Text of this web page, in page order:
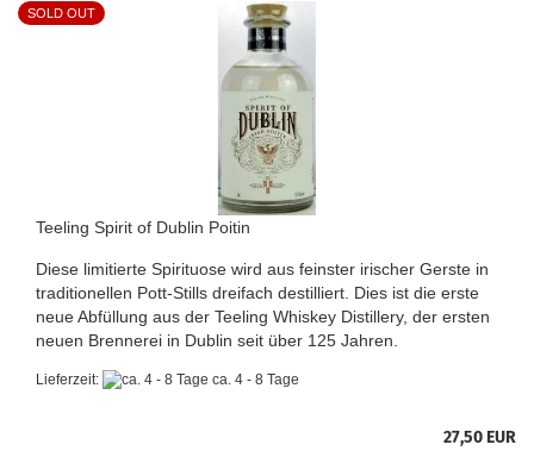
SOLD OUT
Teeling Spirit of Dublin Poitin
Diese limitierte Spirituose wird aus feinster irischer Gerste in
traditionellen Pott-Stills dreifach destilliert. Dies ist die erste
neue Abfüllung aus der Teeling Whiskey Distillery, der ersten
neuen Brennerei in Dublin seit über 125 Jahren.
Lieferzeit: ca. 4 - 8 Tage
27,50 EUR